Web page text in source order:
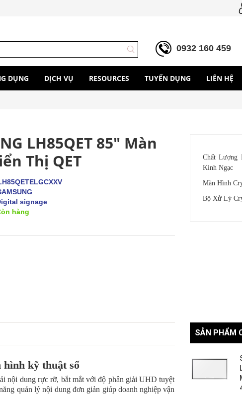
0932 160 459
DỤNG DỊCH VỤ RESOURCES TUYỂN DỤNG LIÊN HỆ
LH85QET 85" Màn
Thị QET
signage
hàng
Chất Lượng
Kinh Ngạc
Màn Hình
Bộ Xử Lý
hình kỹ thuật số
nội dung rực rỡ, bắt mắt với độ phân giải UHD tuyệt
quản lý nội dung đơn giản giúp doanh nghiệp vận
SẢN PHẨM